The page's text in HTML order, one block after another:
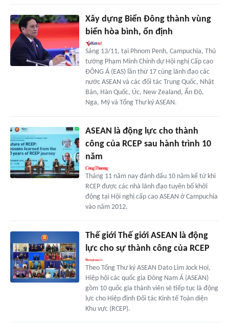
Xây dựng Biển Đông thành vùng
biển hòa bình, ổn định
Sáng 13/11, tại Phnom Penh, Campuchia, Thủ
tướng Phạm Minh Chính dự Hội nghị Cấp cao
ĐÔNG Á (EAS) lần thứ 17 cùng lãnh đạo các
nước ASEAN và các đối tác Trung Quốc, Nhật
Bản, Hàn Quốc, Úc, New Zealand, Ấn Độ,
Nga, Mỹ và Tổng Thư ký ASEAN.
ASEAN là động lực cho thành
công của RCEP sau hành trình 10
năm
Tháng 11 năm nay đánh dấu 10 năm kể từ khi
RCEP được các nhà lãnh đạo tuyên bố khởi
động tại Hội nghị cấp cao ASEAN ở Campuchia
vào năm 2012.
Thế giới Thế giới ASEAN là động
lực cho sự thành công của RCEP
Theo Tổng Thư ký ASEAN Dato Lim Jock Hoi,
Hiệp hội các quốc gia Đông Nam Á (ASEAN)
gồm 10 quốc gia thành viên sẽ tiếp tục là động
lực cho Hiệp định Đối tác Kinh tế Toàn diện
Khu vực (RCEP).